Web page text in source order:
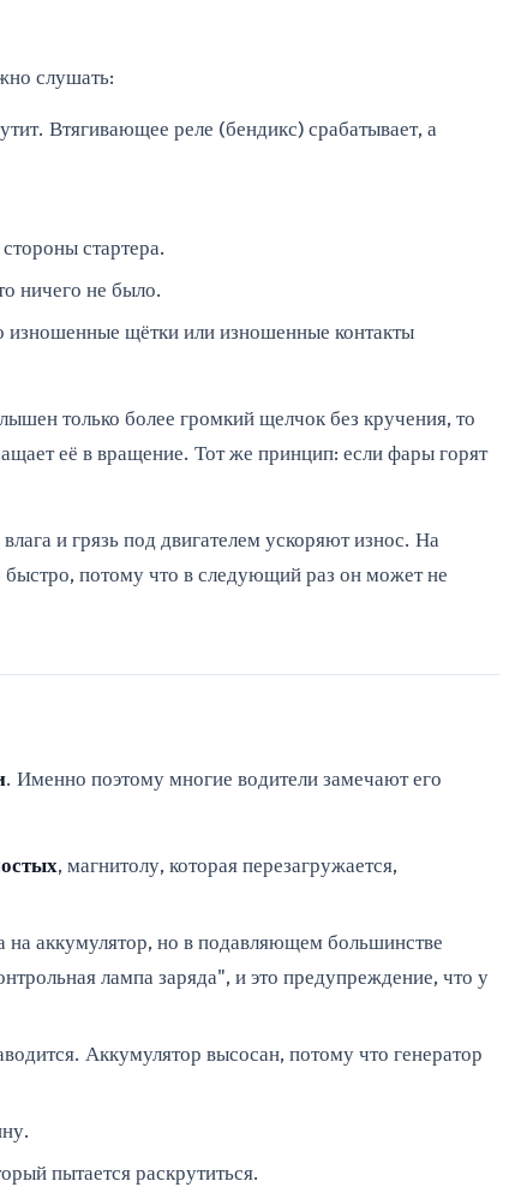
слушать:
Втягивающее реле (бендикс) срабатывает, а
стартера.
ничего не было.
щётки или изношенные контакты
только более громкий щелчок без кручения, то
её в вращение. Тот же принцип: если фары горят
и грязь под двигателем ускоряют износ. На
потому что в следующий раз он может не
. Именно поэтому многие водители замечают его
, магнитолу, которая перезагружается,
аккумулятор, но в подавляющем большинстве
лампа заряда", и это предупреждение, что у
Аккумулятор высосан, потому что генератор
пытается раскрутиться.